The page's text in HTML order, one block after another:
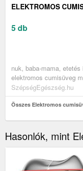
ELEKTROMOS
5 db
nuk, baba-mama,
elektromos cumisüveg
SzépségEgészség.hu
Összes Elektromos
Hasonlók, mint